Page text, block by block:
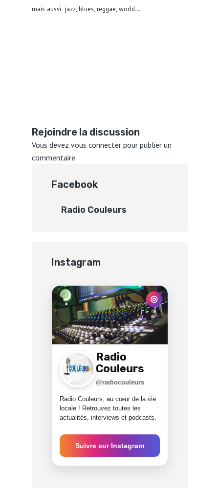
mais aussi jazz, blues, reggae, world…
Rejoindre la discussion
Vous devez vous connecterpour publier un
commentaire.
Facebook
Radio Couleurs
Instagram
◎
Radio
Couleurs
@radiocouleurs
Radio Couleurs, au cœur de la vie
locale ! Retrouvez toutes les
actualités, interviews et podcasts.
Suivre sur Instagram